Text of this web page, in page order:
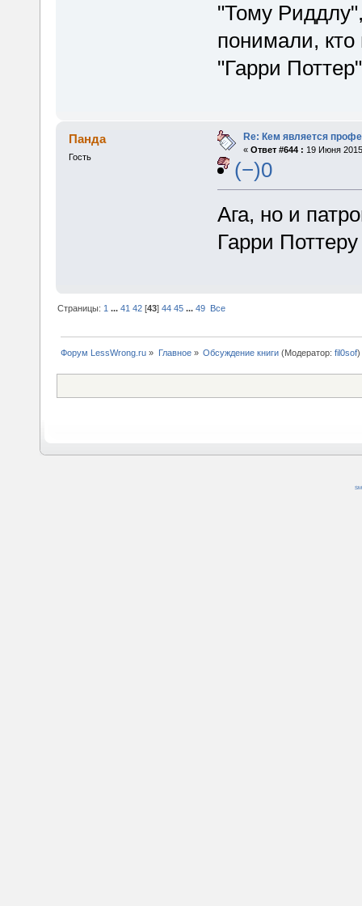
"Тому
понимали,
"Гарри
Панда
Гость
Re: Кем является
« Ответ #644 : 19 Июня
(−)0
Ага, но и
Гарри
Страницы: 1 ...41 42 [43]44 45 ...49 Все
Форум LessWrong.ru » Главное» Обсуждение книги(Модератор: fil0sof)